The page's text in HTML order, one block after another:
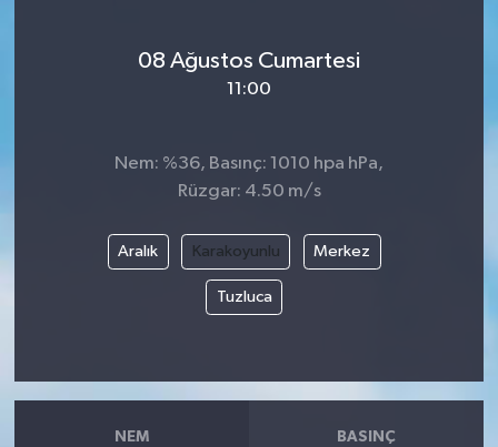
08 Ağustos Cumartesi
11:00
Nem: %36, Basınç: 1010 hpa hPa,
Rüzgar: 4.50 m/s
Aralık Karakoyunlu Merkez
Tuzluca
NEM BASINÇ